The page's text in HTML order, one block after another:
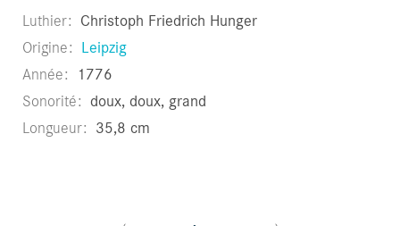
Luthier Christoph Friedrich Hunger
Origine Leipzig
Année
1776
Sonorité doux, doux, grand
Longueur 35,8 cm